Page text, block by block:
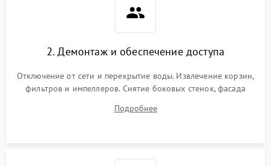
2. Демонтаж и обеспечение доступа
Отключение от сети и перекрытие воды. Извлечение корзин,
фильтров и импеллеров. Снятие боковых стенок, фасада
циркуляционному насосу, ТЭНу и сливной помпе.
Подробнее